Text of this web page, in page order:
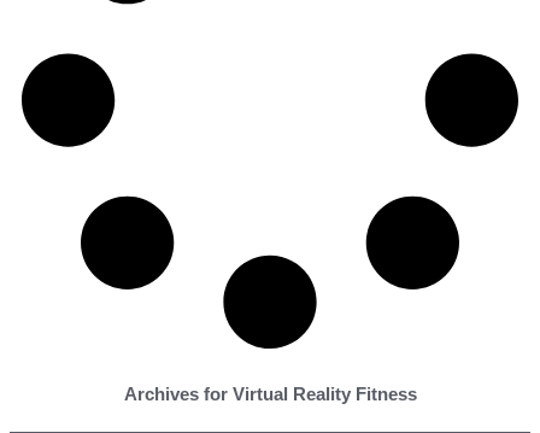
Archives for Virtual Reality Fitness